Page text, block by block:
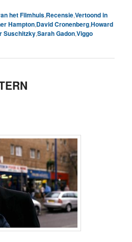
het Filmhuis,Recensie,Vertoond in
Hampton,David Cronenberg,Howard
Suschitzky,Sarah Gadon,Viggo